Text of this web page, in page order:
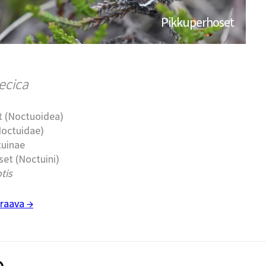
Pikkuperhoset
(Noctuoidea)
(Noctuini)
→